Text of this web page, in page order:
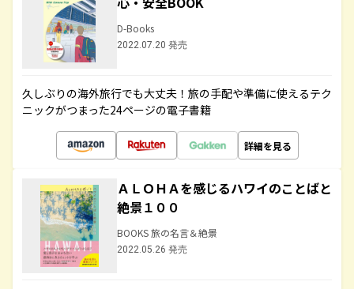
D-Books
2022.07.20 発売
久しぶりの海外旅行でも大丈夫！旅の手配や準備に使えるテク
ニックがつまった24ページの電子書籍
詳細を見る
ＡＬＯＨＡを感じるハワイのことばと
絶景１００
BOOKS 旅の名言＆絶景
2022.05.26 発売